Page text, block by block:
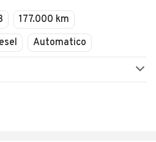
177.000 km
Automatico